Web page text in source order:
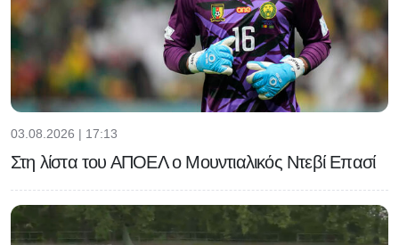
03.08.2026 | 17:13
Στη λίστα του ΑΠΟΕΛ ο Μουντιαλικός Ντεβί Επασί